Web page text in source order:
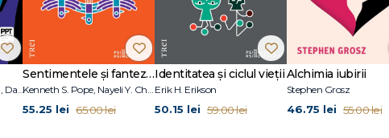
și formator-supervizor în domeniul psihoterapiei și consilierii cognitiv-
și ericksoniană, terapia prin acceptare și angajament (ACT) și
Cognitive.
Dr. Elisabeth Kübler-Ross , David Kessler
Sentimentele și fanteziile sexuale ale terapeuților
Kenneth S. Pope, Nayeli Y. Chavez-Dueñas, Hector Y. Adames
55.25 lei 65.00 lei
Identitatea și ciclul vieții
Erik H. Erikson
50.15 lei 59.00 lei
Alchimia iubirii
Stephen Grosz
46.75 lei 55.00 lei